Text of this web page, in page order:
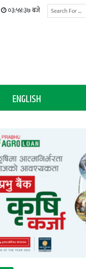
०३:५४:३८ बजे
ENGLISH